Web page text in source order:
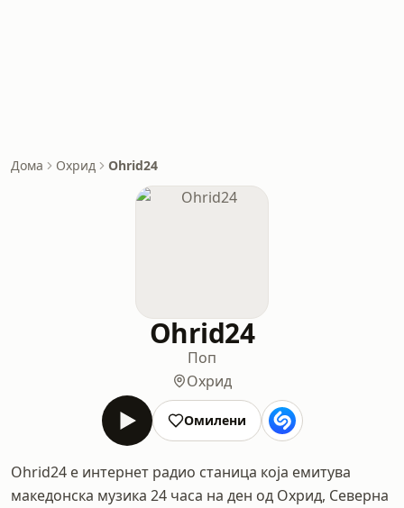
Дома Охрид Ohrid24
Ohrid24
Поп
Охрид
Омилени
Ohrid24 е интернет радио станица која емитува
македонска музика 24 часа на ден од Охрид, Северна